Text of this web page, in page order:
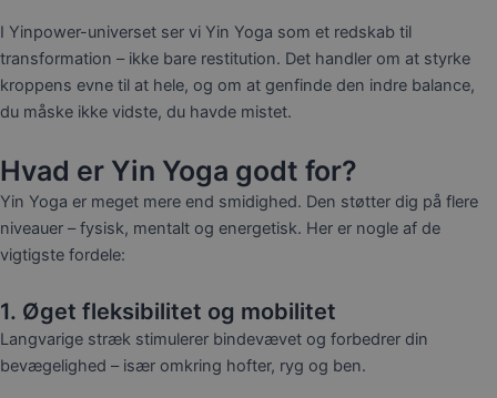
I Yinpower-universet ser vi Yin Yoga som et redskab til
transformation – ikke bare restitution. Det handler om at styrke
kroppens evne til at hele, og om at genfinde den indre balance,
du måske ikke vidste, du havde mistet.
Hvad er Yin Yoga godt for?
Yin Yoga er meget mere end smidighed. Den støtter dig på flere
niveauer – fysisk, mentalt og energetisk. Her er nogle af de
vigtigste fordele:
1. Øget fleksibilitet og mobilitet
Langvarige stræk stimulerer bindevævet og forbedrer din
bevægelighed – især omkring hofter, ryg og ben.